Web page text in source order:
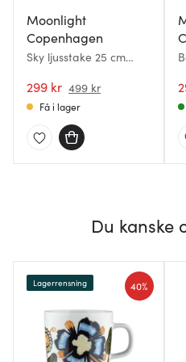
Moonlight
Copenhagen
Sky ljusstake 25 cm
299 kr 499 kr
Få i lager
Du kanske
40%
Lagerrensning